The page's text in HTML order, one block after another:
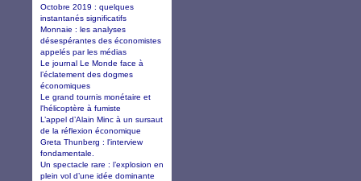
Octobre 2019 : quelques
instantanés significatifs
Monnaie : les analyses
désespérantes des économistes
appelés par les médias
Le journal Le Monde face à
l’éclatement des dogmes
économiques
Le grand tournis monétaire et
l'hélicoptère à fumiste
L’appel d’Alain Minc à un sursaut
de la réflexion économique
Greta Thunberg : l'interview
fondamentale.
Un spectacle rare : l’explosion en
plein vol d’une idée dominante